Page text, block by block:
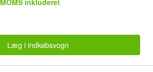
Læg i indkøbsvogn